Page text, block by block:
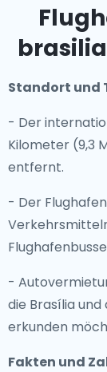
Standort und
- Der
Kilometer (9,3
entfernt.
- Der
-
die Brasília
erkunden
Fakten und